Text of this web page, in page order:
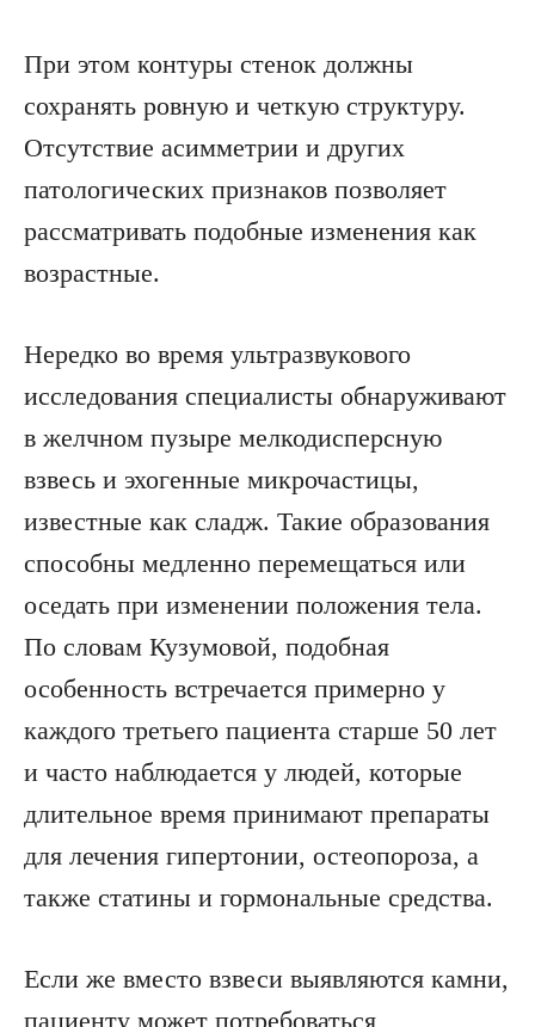
При этом контуры стенок должны
сохранять ровную и четкую структуру.
Отсутствие асимметрии и других
патологических признаков позволяет
рассматривать подобные изменения как
возрастные.
Нередко во время ультразвукового
исследования специалисты обнаруживают
в желчном пузыре мелкодисперсную
взвесь и эхогенные микрочастицы,
известные как сладж. Такие образования
способны медленно перемещаться или
оседать при изменении положения тела.
По словам Кузумовой, подобная
особенность встречается примерно у
каждого третьего пациента старше 50 лет
и часто наблюдается у людей, которые
длительное время принимают препараты
для лечения гипертонии, остеопороза, а
также статины и гормональные средства.
Если же вместо взвеси выявляются камни,
пациенту может потребоваться